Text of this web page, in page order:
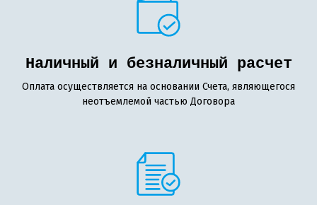
Наличный и безналичный расчет
Оплата осуществляется на основании Счета, являющегося
неотъемлемой частью Договора